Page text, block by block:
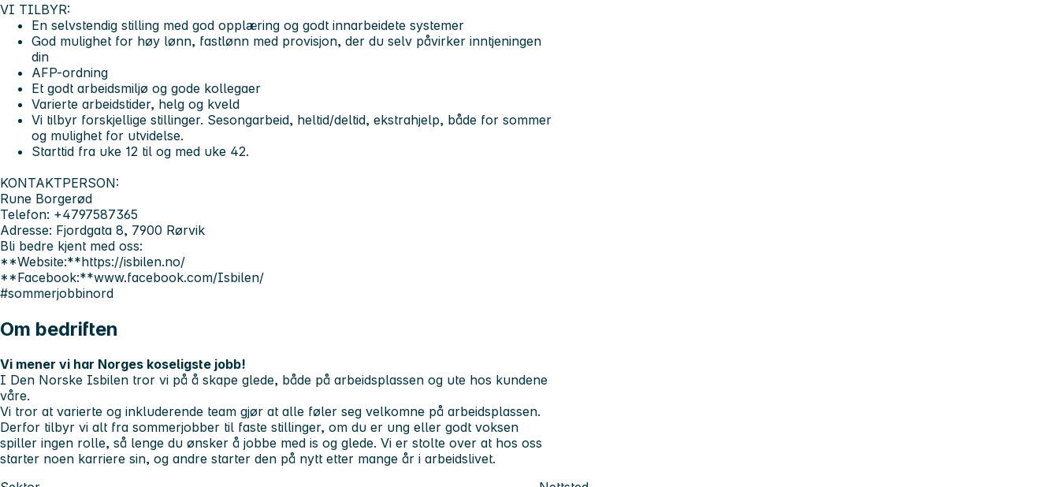
VI TILBYR:
En selvstendig stilling med god opplæring og godt innarbeidete systemer
God mulighet for høy lønn, fastlønn med provisjon, der du selv påvirker inntjeningen
din
AFP-ordning
Et godt arbeidsmiljø og gode kollegaer
Varierte arbeidstider, helg og kveld
Vi tilbyr forskjellige stillinger. Sesongarbeid, heltid/deltid, ekstrahjelp, både for sommer
og mulighet for utvidelse.
Starttid fra uke 12 til og med uke 42.
KONTAKTPERSON:
Rune Borgerød
Telefon: +4797587365
Adresse: Fjordgata 8, 7900 Rørvik
Bli bedre kjent med oss:
**Website:**https://isbilen.no/
**Facebook:**www.facebook.com/Isbilen/
#sommerjobbinord
Om bedriften
Vi mener vi har Norges koseligste jobb!
I Den Norske Isbilen tror vi på å skape glede, både på arbeidsplassen og ute hos kundene
våre.
Vi tror at varierte og inkluderende team gjør at alle føler seg velkomne på arbeidsplassen.
Derfor tilbyr vi alt fra sommerjobber til faste stillinger, om du er ung eller godt voksen
spiller ingen rolle, så lenge du ønsker å jobbe med is og glede. Vi er stolte over at hos oss
starter noen karriere sin, og andre starter den på nytt etter mange år i arbeidslivet.